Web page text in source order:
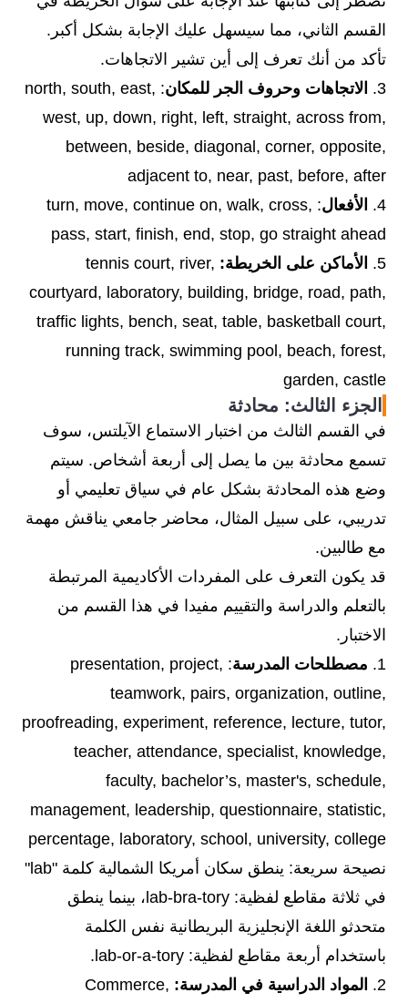
القسم الثاني، مما سيسهل عليك الإجابة بشكل أكبر.
تأكد من أنك تعرف إلى أين تشير الاتجاهات.
3.
الاتجاهات وحروف الجر للمكان : north, south, east,
west, up, down, right, left, straight, across from,
between, beside, diagonal, corner, opposite,
adjacent to, near, past, before, after
4.
الأفعال : turn, move, continue on, walk, cross,
pass, start, finish, end, stop, go straight ahead
5.
الأماكن على الخريطة: tennis court, river,
courtyard, laboratory, building, bridge, road, path,
traffic lights, bench, seat, table, basketball court,
running track, swimming pool, beach, forest,
garden, castle
الجزء الثالث: محادثة
في القسم الثالث من اختبار الاستماع الآيلتس، سوف
تسمع محادثة بين ما يصل إلى أربعة أشخاص. سيتم
وضع هذه المحادثة بشكل عام في سياق تعليمي أو
تدريبي، على سبيل المثال، محاضر جامعي يناقش مهمة
مع طالبين.
قد يكون التعرف على المفردات الأكاديمية المرتبطة
بالتعلم والدراسة والتقييم مفيدا في هذا القسم من
الاختبار.
1. مصطلحات المدرسة : presentation, project,
teamwork, pairs, organization, outline,
proofreading, experiment, reference, lecture, tutor,
teacher, attendance, specialist, knowledge,
faculty, bachelor’s, master's, schedule,
management, leadership, questionnaire, statistic,
percentage, laboratory, school, university, college
نصيحة سريعة: ينطق سكان أمريكا الشمالية كلمة "lab"
في ثلاثة مقاطع لفظية: lab-bra-tory، بينما ينطق
متحدثو اللغة الإنجليزية البريطانية نفس الكلمة
باستخدام أربعة مقاطع لفظية: lab-or-a-tory.
2.
المواد الدراسية في المدرسة: Commerce,